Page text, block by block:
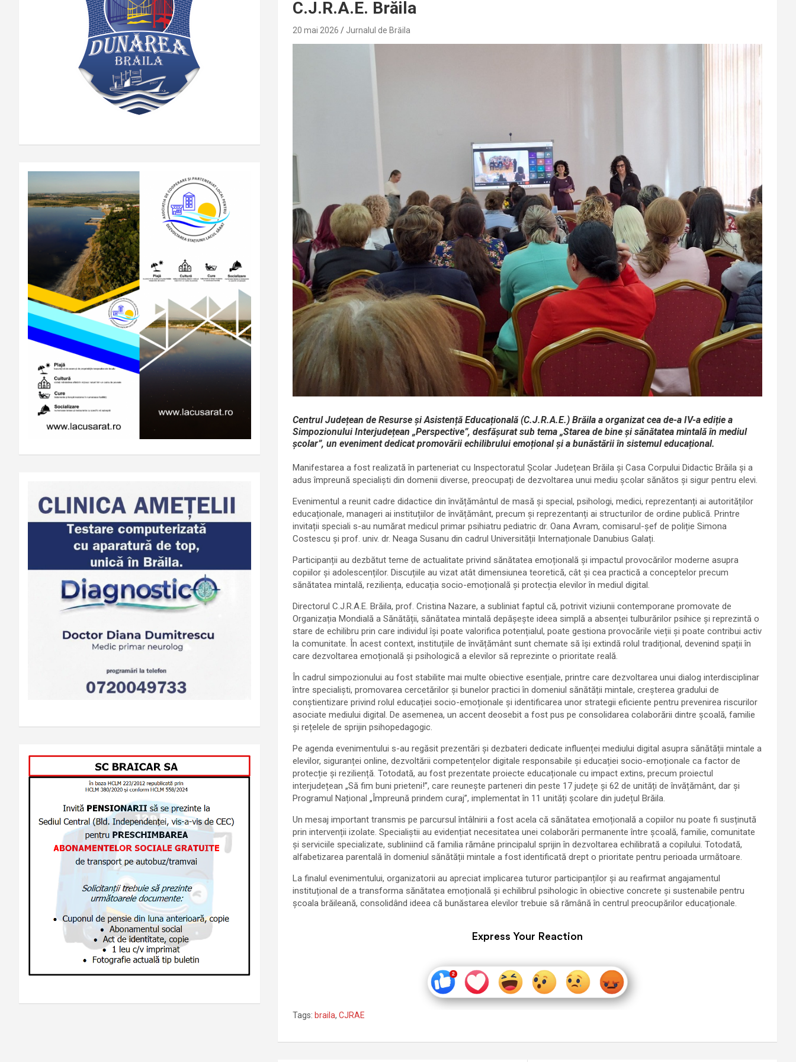
C.J.R.A.E. Brăila
20 mai 2026 Jurnalul de Brăila
Centrul Județean de Resurse și Asistență Educațională (C.J.R.A.E.) Brăila a organizat cea de-a IV-a ediție a
Simpozionului Interjudețean „Perspective”, desfășurat sub tema „Starea de bine și sănătatea mintală în mediul
școlar”, un eveniment dedicat promovării echilibrului emoțional și a bunăstării în sistemul educațional.
Manifestarea a fost realizată în parteneriat cu Inspectoratul Școlar Județean Brăila și Casa Corpului Didactic Brăila și a
adus împreună specialiști din domenii diverse, preocupați de dezvoltarea unui mediu școlar sănătos și sigur pentru elevi.
Evenimentul a reunit cadre didactice din învățământul de masă și special, psihologi, medici, reprezentanți ai autorităților
educaționale, manageri ai instituțiilor de învățământ, precum și reprezentanți ai structurilor de ordine publică. Printre
invitații speciali s-au numărat medicul primar psihiatru pediatric dr. Oana Avram, comisarul-șef de poliție Simona
Costescu și prof. univ. dr. Neaga Susanu din cadrul Universității Internaționale Danubius Galați.
Participanții au dezbătut teme de actualitate privind sănătatea emoțională și impactul provocărilor moderne asupra
copiilor și adolescenților. Discuțiile au vizat atât dimensiunea teoretică, cât și cea practică a conceptelor precum
sănătatea mintală, reziliența, educația socio-emoțională și protecția elevilor în mediul digital.
Directorul C.J.R.A.E. Brăila, prof. Cristina Nazare, a subliniat faptul că, potrivit viziunii contemporane promovate de
Organizația Mondială a Sănătății, sănătatea mintală depășește ideea simplă a absenței tulburărilor psihice și reprezintă o
stare de echilibru prin care individul își poate valorifica potențialul, poate gestiona provocările vieții și poate contribui activ
la comunitate. În acest context, instituțiile de învățământ sunt chemate să își extindă rolul tradițional, devenind spații în
care dezvoltarea emoțională și psihologică a elevilor să reprezinte o prioritate reală.
În cadrul simpozionului au fost stabilite mai multe obiective esențiale, printre care dezvoltarea unui dialog interdisciplinar
între specialiști, promovarea cercetărilor și bunelor practici în domeniul sănătății mintale, creșterea gradului de
conștientizare privind rolul educației socio-emoționale și identificarea unor strategii eficiente pentru prevenirea riscurilor
asociate mediului digital. De asemenea, un accent deosebit a fost pus pe consolidarea colaborării dintre școală, familie
și rețelele de sprijin psihopedagogic.
Pe agenda evenimentului s-au regăsit prezentări și dezbateri dedicate influenței mediului digital asupra sănătății mintale a
elevilor, siguranței online, dezvoltării competențelor digitale responsabile și educației socio-emoționale ca factor de
protecție și reziliență. Totodată, au fost prezentate proiecte educaționale cu impact extins, precum proiectul
interjudețean „Să fim buni prieteni!”, care reunește parteneri din peste 17 județe și 62 de unități de învățământ, dar și
Programul Național „Împreună prindem curaj”, implementat în 11 unități școlare din județul Brăila.
Un mesaj important transmis pe parcursul întâlnirii a fost acela că sănătatea emoțională a copiilor nu poate fi susținută
prin intervenții izolate. Specialiștii au evidențiat necesitatea unei colaborări permanente între școală, familie, comunitate
și serviciile specializate, subliniind că familia rămâne principalul sprijin în dezvoltarea echilibrată a copilului. Totodată,
alfabetizarea parentală în domeniul sănătății mintale a fost identificată drept o prioritate pentru perioada următoare.
La finalul evenimentului, organizatorii au apreciat implicarea tuturor participanților și au reafirmat angajamentul
instituțional de a transforma sănătatea emoțională și echilibrul psihologic în obiective concrete și sustenabile pentru
școala brăileană, consolidând ideea că bunăstarea elevilor trebuie să rămână în centrul preocupărilor educaționale.
Express Your Reaction
Tags: braila, CJRAE